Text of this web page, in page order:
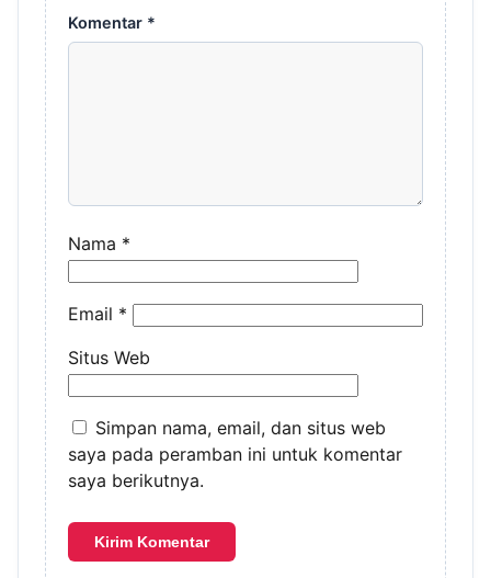
Komentar *
Nama *
Email *
Situs Web
Simpan nama, email, dan situs web
saya pada peramban ini untuk komentar
saya berikutnya.